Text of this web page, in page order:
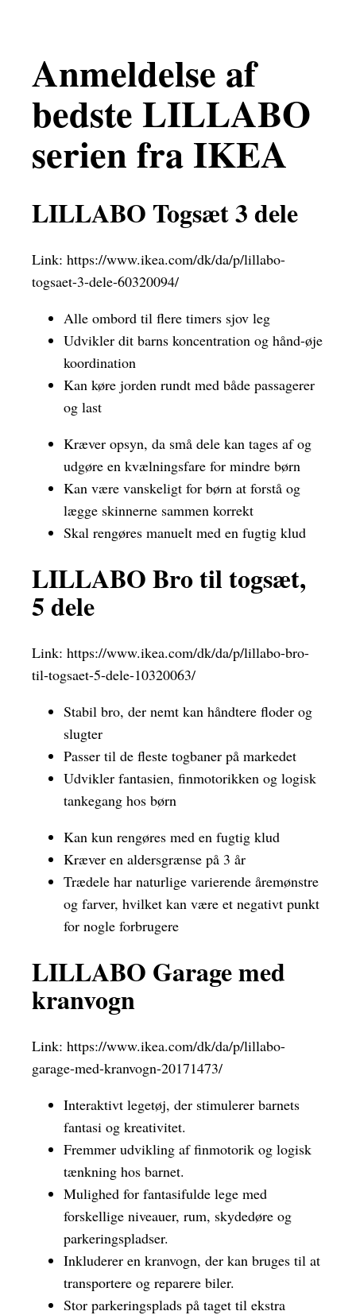
Anmeldelse af
bedste LILLABO
serien fra IKEA
LILLABO Togsæt 3 dele
Link: https://www.ikea.com/dk/da/p/lillabo-
togsaet-3-dele-60320094/
Alle ombord til flere timers sjov leg
Udvikler dit barns koncentration og hånd-øje
koordination
Kan køre jorden rundt med både passagerer
og last
Kræver opsyn, da små dele kan tages af og
udgøre en kvælningsfare for mindre børn
Kan være vanskeligt for børn at forstå og
lægge skinnerne sammen korrekt
Skal rengøres manuelt med en fugtig klud
LILLABO Bro til togsæt,
5 dele
Link: https://www.ikea.com/dk/da/p/lillabo-bro-
til-togsaet-5-dele-10320063/
Stabil bro, der nemt kan håndtere floder og
slugter
Passer til de fleste togbaner på markedet
Udvikler fantasien, finmotorikken og logisk
tankegang hos børn
Kan kun rengøres med en fugtig klud
Kræver en aldersgrænse på 3 år
Trædele har naturlige varierende åremønstre
og farver, hvilket kan være et negativt punkt
for nogle forbrugere
LILLABO Garage med
kranvogn
Link: https://www.ikea.com/dk/da/p/lillabo-
garage-med-kranvogn-20171473/
Interaktivt legetøj, der stimulerer barnets
fantasi og kreativitet.
Fremmer udvikling af finmotorik og logisk
tænkning hos barnet.
Mulighed for fantasifulde lege med
forskellige niveauer, rum, skydedøre og
parkeringspladser.
Inkluderer en kranvogn, der kan bruges til at
transportere og reparere biler.
Stor parkeringsplads på taget til ekstra